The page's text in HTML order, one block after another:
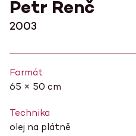
Petr Renč
2003
Formát
65 × 50 cm
Technika
olej na plátně